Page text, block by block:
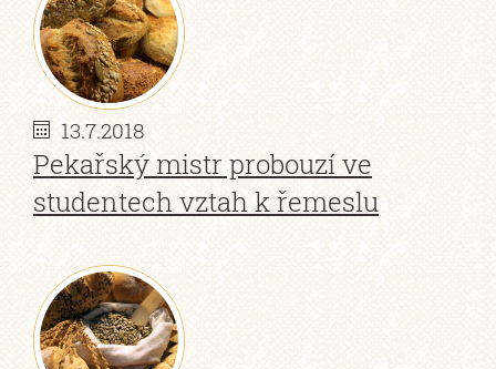
13.7.2018
Pekařský mistr probouzí ve
studentech vztah k řemeslu